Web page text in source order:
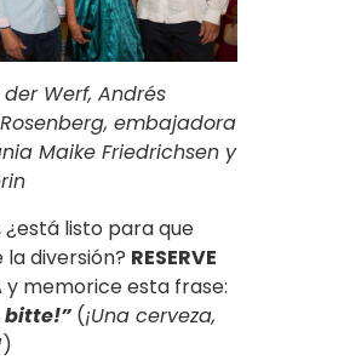
Werf, Andrés
embajadora
Maike Friedrichsen y
¿está listo para que
diversión? RESERVE
y memorice esta frase:
bitte!”(¡Una cerveza,
)